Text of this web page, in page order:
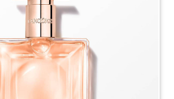
kompleksowej pielęgnacji i
Odkryj moc kosmetyków
i podkreśl swoje
z pomocą produktów
na naszej platformie